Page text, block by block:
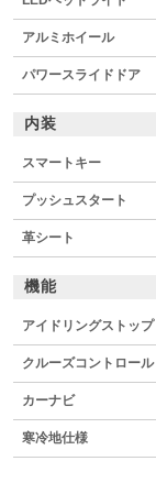
アルミホイール
パワースライドドア
内装
スマートキー
プッシュスタート
革シート
機能
アイドリングストップ
クルーズコントロール
カーナビ
寒冷地仕様